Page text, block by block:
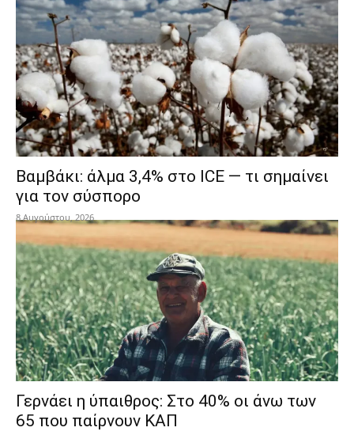
Βαμβάκι: άλμα 3,4% στο ICE — τι σημαίνει
για τον σύσπορο
8 Αυγούστου, 2026
Γερνάει η ύπαιθρος: Στο 40% οι άνω των
65 που παίρνουν ΚΑΠ